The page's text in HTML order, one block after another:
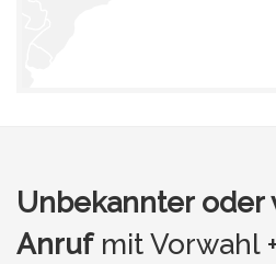
Unbekannter oder
Anrufmit Vorwahl